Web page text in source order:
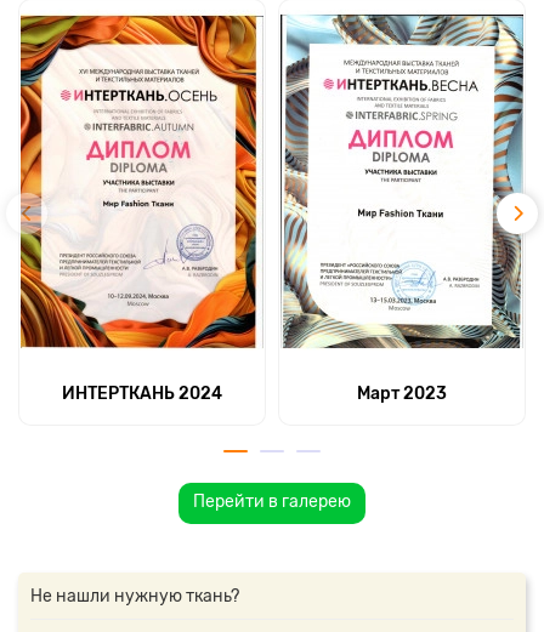
ИНТЕРТКАНЬ 2024 Март 2023
Перейти в галерею
Не нашли нужную ткань?